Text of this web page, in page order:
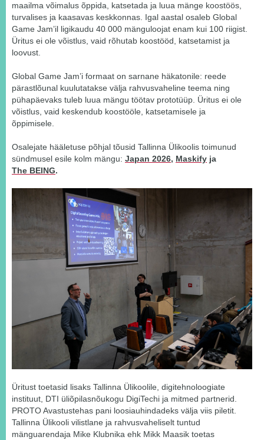
maailma võimalus õppida, katsetada ja luua mänge koostöös,
turvalises ja kaasavas keskkonnas. Igal aastal osaleb Global
Game Jam’il ligikaudu 40 000 mänguloojat enam kui 100 riigist.
Üritus ei ole võistlus, vaid rõhutab koostööd, katsetamist ja
loovust.
Global Game Jam’i formaat on sarnane häkatonile: reede
pärastlõunal kuulutatakse välja rahvusvaheline teema ning
pühapäevaks tuleb luua mängu töötav prototüüp. Üritus ei ole
võistlus, vaid keskendub koostööle, katsetamisele ja
õppimisele.
Osalejate hääletuse põhjal tõusid Tallinna Ülikoolis toimunud
sündmusel esile kolm mängu: Japan 2026, Maskify ja
The BEING.
Üritust toetasid lisaks Tallinna Ülikoolile, digitehnoloogiate
instituut, DTI üliõpilasnõukogu DigiTechi ja mitmed partnerid.
PROTO Avastustehas pani loosiauhindadeks välja viis piletit.
Tallinna Ülikooli vilistlane ja rahvusvaheliselt tuntud
mänguarendaja Mike Klubnika ehk Mikk Maasik toetas